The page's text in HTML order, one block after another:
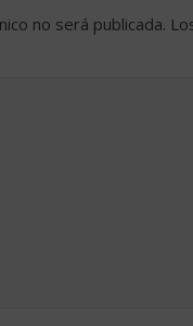
no será publicada.